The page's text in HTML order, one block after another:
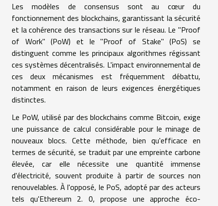
Les modèles de consensus sont au cœur du
fonctionnement des blockchains, garantissant la sécurité
et la cohérence des transactions sur le réseau. Le "Proof
of Work" (PoW) et le "Proof of Stake" (PoS) se
distinguent comme les principaux algorithmes régissant
ces systèmes décentralisés. L'impact environnemental de
ces deux mécanismes est fréquemment débattu,
notamment en raison de leurs exigences énergétiques
distinctes.
Le PoW, utilisé par des blockchains comme Bitcoin, exige
une puissance de calcul considérable pour le minage de
nouveaux blocs. Cette méthode, bien qu'efficace en
termes de sécurité, se traduit par une empreinte carbone
élevée, car elle nécessite une quantité immense
d'électricité, souvent produite à partir de sources non
renouvelables. À l'opposé, le PoS, adopté par des acteurs
tels qu'Ethereum 2. 0, propose une approche éco-